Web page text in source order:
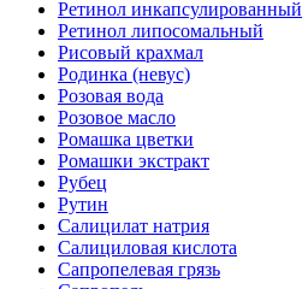
Ретинол инкапсулированный
Ретинол липосомальный
Рисовый крахмал
Родинка (невус)
Розовая вода
Розовое масло
Ромашка цветки
Ромашки экстракт
Рубец
Рутин
Салицилат натрия
Салициловая кислота
Сапропелевая грязь